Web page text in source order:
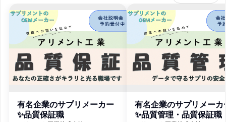
有名企業のサプリメーカー
✨品質保証職
有名企業のサプリメーカ
✨品質管理・品質保証職